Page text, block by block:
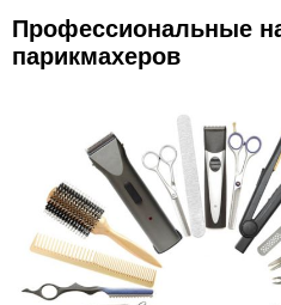
Профессиональные
парикмахеров